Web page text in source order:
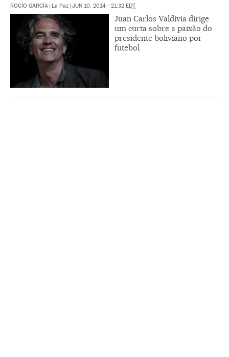
ROCÍO GARCÍA | La Paz | JUN 10, 2014 - 21:32 EDT
Juan Carlos Valdivia dirige
um curta sobre a paixão do
presidente boliviano por
futebol